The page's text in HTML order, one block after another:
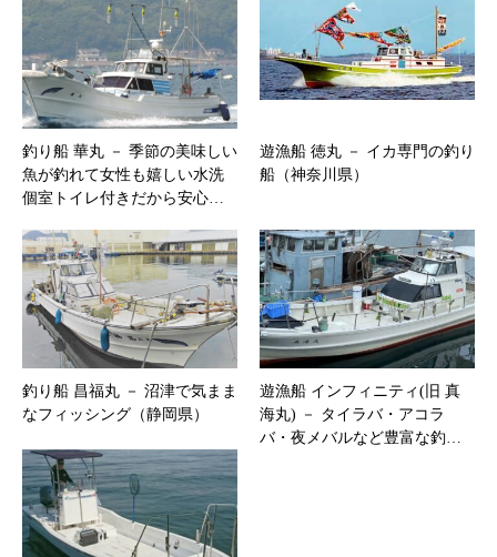
釣り船 華丸 － 季節の美味しい
魚が釣れて女性も嬉しい水洗
個室トイレ付きだから安心…
遊漁船 徳丸 － イカ専門の釣り
船（神奈川県）
釣り船 昌福丸 － 沼津で気まま
なフィッシング（静岡県）
遊漁船 インフィニティ(旧 真
海丸) － タイラバ・アコラ
バ・夜メバルなど豊富な釣…